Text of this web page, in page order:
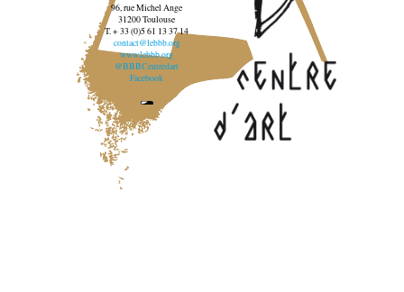
96, rue Michel Ange
31200 Toulouse
T. + 33 (0)5 61 13 37 14
contact@lebbb.org
www.lebbb.org
@BBBCentredart
Facebook